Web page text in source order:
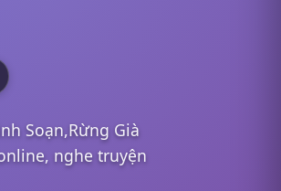
Soạn,Rừng Già
nghe truyện